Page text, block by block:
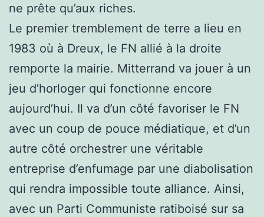
ne prête qu’aux riches.
Le premier tremblement de terre a lieu en
1983 où à Dreux, le FN allié à la droite
remporte la mairie. Mitterrand va jouer à un
jeu d’horloger qui fonctionne encore
aujourd’hui. Il va d’un côté favoriser le FN
avec un coup de pouce médiatique, et d’un
autre côté orchestrer une véritable
entreprise d’enfumage par une diabolisation
qui rendra impossible toute alliance. Ainsi,
avec un Parti Communiste ratiboisé sur sa